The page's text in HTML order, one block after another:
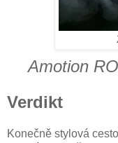
Amotion
Verdikt
Konečně stylová